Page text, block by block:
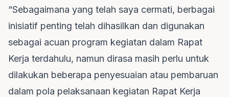
“Sebagaimana yang telah saya cermati, berbagai
inisiatif penting telah dihasilkan dan digunakan
sebagai acuan program kegiatan dalam Rapat
Kerja terdahulu, namun dirasa masih perlu untuk
dilakukan beberapa penyesuaian atau pembaruan
dalam pola pelaksanaan kegiatan Rapat Kerja